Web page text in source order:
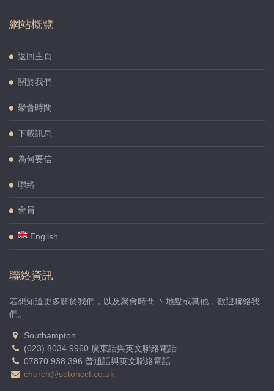
網站概覽
返回主頁
關於我們
聚會時間
下載訊息
為何要信
聯絡
會員
English
聯絡資訊
若想知道更多關於我們，以及聚會時間 丶地點或其他，歡迎聯絡我
們。
Southampton
(023) 8034 9960 廣東話與英文聯絡電話
07870 938 396 普通話與英文聯絡電話
church@sotonccf.co.uk